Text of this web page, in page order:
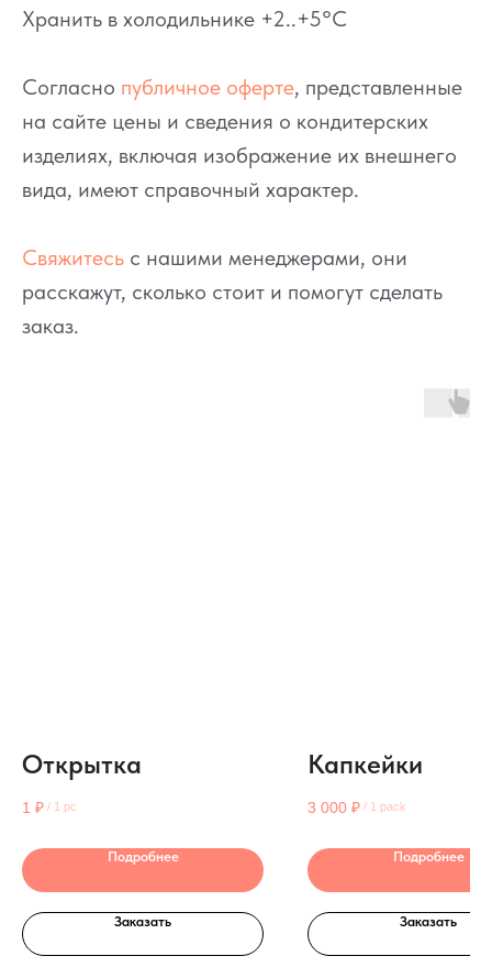
Хранить в холодильнике +2..+5°C
Согласно публичное оферте, представленные
на сайте цены и сведения о кондитерских
изделиях, включая изображение их внешнего
вида, имеют справочный характер.
Свяжитесь с нашими менеджерами, они
расскажут, сколько стоит и помогут сделать
заказ.
Открытка
1 ₽ / 1 pc
Подробнее
Заказать
Капкейки
3 000 ₽ / 1 pack
Подробнее
Заказать